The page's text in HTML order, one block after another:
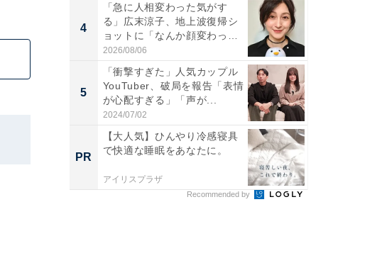
4
「急に人相変わった気がす
る」広末涼子、地上波復帰シ
ョットに「なんか顔変わっ
た」の...
2026/08/06
5
「衝撃すぎた」人気カップル
YouTuber、破局を報告「表情
が心配すぎる」「声が...
2024/07/02
PR
【大人気】ひんやり冷感寝具
で快適な睡眠をあなたに。
アイリスプラザ
Recommended by